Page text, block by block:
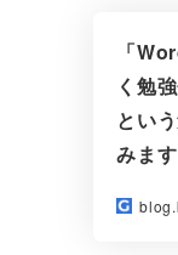
「
く勉
とい
みます